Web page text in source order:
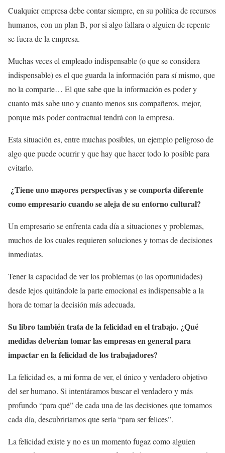
Cualquier empresa debe contar siempre, en su política de recursos
humanos, con un plan B, por si algo fallara o alguien de repente
se fuera de la empresa.
Muchas veces el empleado indispensable (o que se considera
indispensable) es el que guarda la información para sí mismo, que
no la comparte… El que sabe que la información es poder y
cuanto más sabe uno y cuanto menos sus compañeros, mejor,
porque más poder contractual tendrá con la empresa.
Esta situación es, entre muchas posibles, un ejemplo peligroso de
algo que puede ocurrir y que hay que hacer todo lo posible para
evitarlo.
¿Tiene uno mayores perspectivas y se comporta diferente
como empresario cuando se aleja de su entorno cultural?
Un empresario se enfrenta cada día a situaciones y problemas,
muchos de los cuales requieren soluciones y tomas de decisiones
inmediatas.
Tener la capacidad de ver los problemas (o las oportunidades)
desde lejos quitándole la parte emocional es indispensable a la
hora de tomar la decisión más adecuada.
Su libro también trata de la felicidad en el trabajo. ¿Qué
medidas deberían tomar las empresas en general para
impactar en la felicidad de los trabajadores?
La felicidad es, a mi forma de ver, el único y verdadero objetivo
del ser humano. Si intentáramos buscar el verdadero y más
profundo “para qué” de cada una de las decisiones que tomamos
cada día, descubriríamos que sería “para ser felices”.
La felicidad existe y no es un momento fugaz como alguien